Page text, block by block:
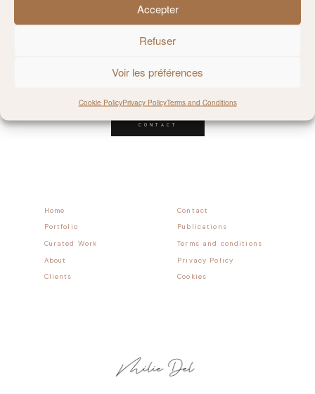
Accepter
Refuser
Voir les préférences
Cookie PolicyPrivacy PolicyTerms and Conditions
Contact
Home
Publications
Portfolio
Terms and conditions
Curated Work
CONTACT
Privacy Policy
About
Cookies
Clients